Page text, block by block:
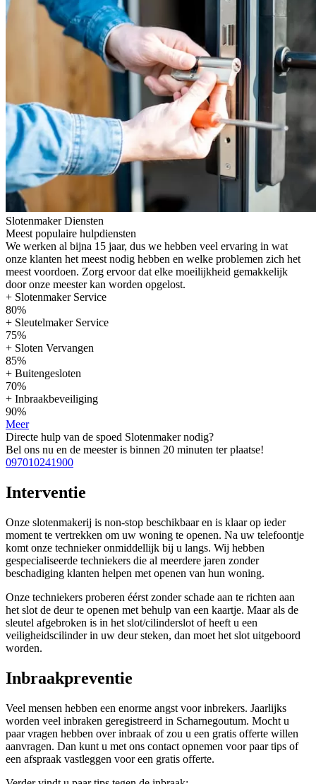
Slotenmaker Diensten
Meest populaire hulpdiensten
We werken al bijna 15 jaar, dus we hebben veel ervaring in wat
onze klanten het meest nodig hebben en welke problemen zich het
meest voordoen. Zorg ervoor dat elke moeilijkheid gemakkelijk
door onze meester kan worden opgelost.
+ Slotenmaker Service
80%
+ Sleutelmaker Service
75%
+ Sloten Vervangen
85%
+ Buitengesloten
70%
+ Inbraakbeveiliging
90%
Meer
Directe hulp van de spoed Slotenmaker nodig?
Bel ons nu en de meester is binnen 20 minuten ter plaatse!
097010241900
Interventie
Onze slotenmakerij is non-stop beschikbaar en is klaar op ieder
moment te vertrekken om uw woning te openen. Na uw telefoontje
komt onze technieker onmiddellijk bij u langs. Wij hebben
gespecialiseerde techniekers die al meerdere jaren zonder
beschadiging klanten helpen met openen van hun woning.
Onze techniekers proberen éérst zonder schade aan te richten aan
het slot de deur te openen met behulp van een kaartje. Maar als de
sleutel afgebroken is in het slot/cilinderslot of heeft u een
veiligheidscilinder in uw deur steken, dan moet het slot uitgeboord
worden.
Inbraakpreventie
Veel mensen hebben een enorme angst voor inbrekers. Jaarlijks
worden veel inbraken geregistreerd in Scharnegoutum. Mocht u
paar vragen hebben over inbraak of zou u een gratis offerte willen
aanvragen. Dan kunt u met ons contact opnemen voor paar tips of
een afspraak vastleggen voor een gratis offerte.